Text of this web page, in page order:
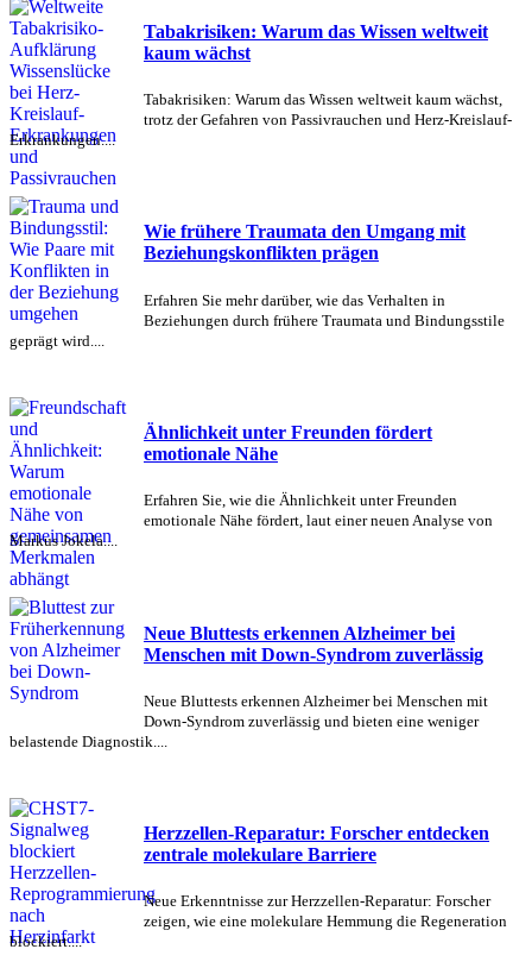
Tabakrisiken: Warum das Wissen weltweit
kaum wächst
Tabakrisiken: Warum das Wissen weltweit kaum wächst,
trotz der Gefahren von Passivrauchen und Herz-Kreislauf-
Erkrankungen....
Wie frühere Traumata den Umgang mit
Beziehungskonflikten prägen
Erfahren Sie mehr darüber, wie das Verhalten in
Beziehungen durch frühere Traumata und Bindungsstile
geprägt wird....
Ähnlichkeit unter Freunden fördert
emotionale Nähe
Erfahren Sie, wie die Ähnlichkeit unter Freunden
emotionale Nähe fördert, laut einer neuen Analyse von
Markus Jokela....
Neue Bluttests erkennen Alzheimer bei
Menschen mit Down-Syndrom zuverlässig
Neue Bluttests erkennen Alzheimer bei Menschen mit
Down-Syndrom zuverlässig und bieten eine weniger
belastende Diagnostik....
Herzzellen-Reparatur: Forscher entdecken
zentrale molekulare Barriere
Neue Erkenntnisse zur Herzzellen-Reparatur: Forscher
zeigen, wie eine molekulare Hemmung die Regeneration
blockiert....